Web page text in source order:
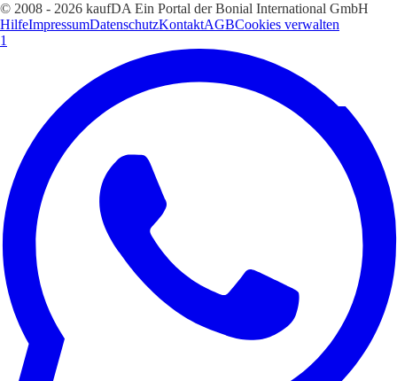
© 2008 - 2026 kaufDA Ein Portal der Bonial International GmbH
HilfeImpressumDatenschutzKontaktAGBCookies verwalten
1